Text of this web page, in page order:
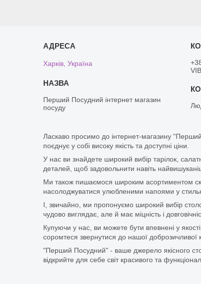
Харків, Україна
Перший Посудний інтернет магазин
посуду
Ласкаво просимо до інтернет-магазину
поєднує у собі високу якість та доступні ціни.
У нас ви знайдете широкий вибір тарілок,
деталей, щоб задовольнити навіть
Ми також пишаємося широким асортиментом
насолоджуватися улюбленими напоями у
І, звичайно, ми пропонуємо широкий вибір
чудово виглядає, але й має міцність і
Купуючи у нас, ви можете бути впевнені у
соромтеся звернутися до нашої
"Перший Посудний" - ваше джерело якісного
відкрийте для себе світ красивого та